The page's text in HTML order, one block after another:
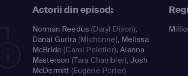
Actorii din episod:
Norman Reedus (Daryl Dixon),
Danai Gurira(Michonne), Melissa
McBride (Carol Peletier),Alanna
Masterson (Tara Chambler),Josh
McDermitt (Eugene Porter)